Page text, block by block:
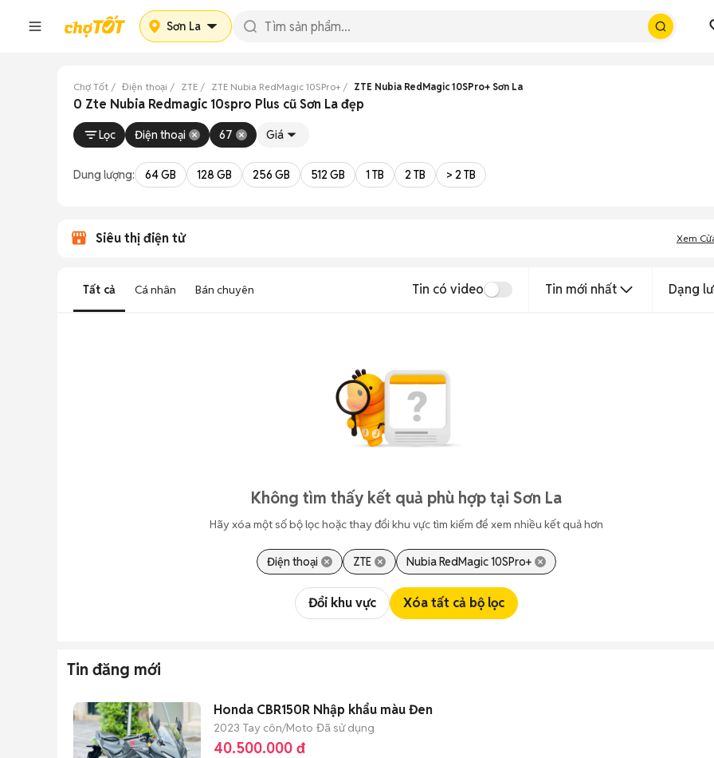
Sơn La
Chợ Tốt Điện thoại ZTE ZTE Nubia RedMagic 10SPro+ ZTE Nubia RedMagic 10SPro+ Sơn La
0 Zte Nubia Redmagic 10spro Plus cũ Sơn La đẹp
Lọc Điện thoại 67 Giá
Dung lượng: 64 GB 128 GB 256 GB 512 GB 1 TB 2 TB > 2 TB
Siêu thị điện tử Xem
Tất cả Cá nhân Bán chuyên Tin có video Tin mới nhất Dạng
Không tìm thấy kết quả phù hợp tại Sơn La
Hãy xóa một số bộ lọc hoặc thay đổi khu vực tìm kiếm để xem nhiều kết quả hơn
Điện thoại ZTE Nubia RedMagic 10SPro+
Đổi khu vực Xóa tất cả bộ lọc
Tin đăng mới
Honda CBR150R Nhập khẩu màu Đen
2023 Tay côn/Moto Đã sử dụng
40.500.000 đ